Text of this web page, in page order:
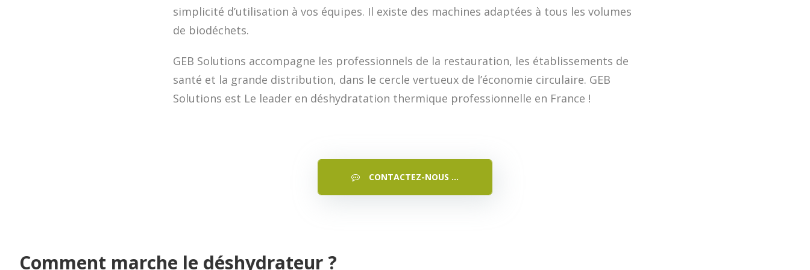
simplicité d’utilisation à vos équipes. Il existe des machines adaptées à tous les volumes
de biodéchets.
GEB Solutions accompagne les professionnels de la restauration, les établissements de
santé et la grande distribution, dans le cercle vertueux de l’économie circulaire. GEB
Solutions est Le leader en déshydratation thermique professionnelle en France !
CONTACTEZ-NOUS ...
Installation du déshydrateur